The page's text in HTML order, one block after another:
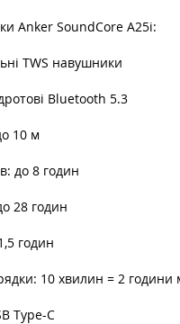
Anker SoundCore A25i:
TWS навушники
Bluetooth 5.3
10 м
до 8 годин
28 годин
годин
10 хвилин = 2 години
Type-C